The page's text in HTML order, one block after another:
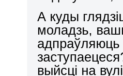
А куды
моладзь,
выйсці на